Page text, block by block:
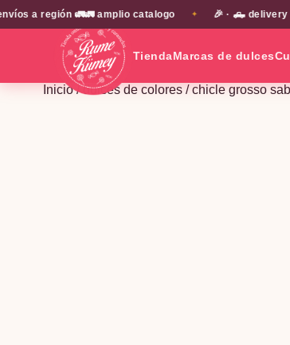
a región 🚛🚛 amplio catalogo ✦ 🎉 · 🛻 delivery
TiendaMarcas de dulces
Inicio/dulces de colores/ chicle grosso